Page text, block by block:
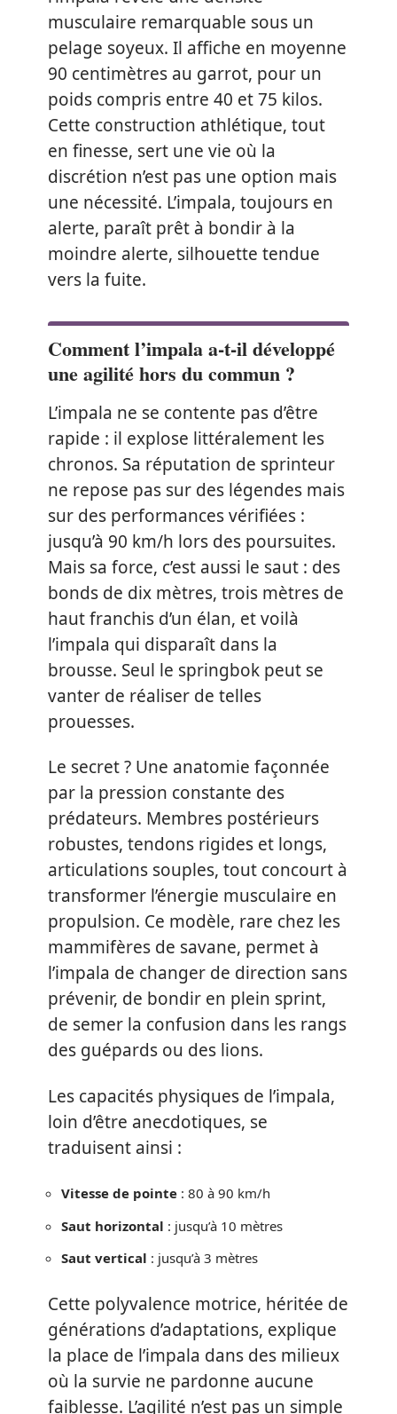
musculaire remarquable sous un
pelage soyeux. Il affiche en moyenne
90 centimètres au garrot, pour un
poids compris entre 40 et 75 kilos.
Cette construction athlétique, tout
en finesse, sert une vie où la
discrétion n’est pas une option mais
une nécessité. L’impala, toujours en
alerte, paraît prêt à bondir à la
moindre alerte, silhouette tendue
vers la fuite.
Comment l’impala a-t-il développé
une agilité hors du commun ?
L’impala ne se contente pas d’être
rapide : il explose littéralement les
chronos. Sa réputation de sprinteur
ne repose pas sur des légendes mais
sur des performances vérifiées :
jusqu’à 90 km/h lors des poursuites.
Mais sa force, c’est aussi le saut : des
bonds de dix mètres, trois mètres de
haut franchis d’un élan, et voilà
l’impala qui disparaît dans la
brousse. Seul le springbok peut se
vanter de réaliser de telles
prouesses.
Le secret ? Une anatomie façonnée
par la pression constante des
prédateurs. Membres postérieurs
robustes, tendons rigides et longs,
articulations souples, tout concourt à
transformer l’énergie musculaire en
propulsion. Ce modèle, rare chez les
mammifères de savane, permet à
l’impala de changer de direction sans
prévenir, de bondir en plein sprint,
de semer la confusion dans les rangs
des guépards ou des lions.
Les capacités physiques de l’impala,
loin d’être anecdotiques, se
traduisent ainsi :
Vitesse de pointe : 80 à 90 km/h
Saut horizontal : jusqu’à 10 mètres
Saut vertical : jusqu’à 3 mètres
Cette polyvalence motrice, héritée de
générations d’adaptations, explique
la place de l’impala dans des milieux
où la survie ne pardonne aucune
faiblesse. L’agilité n’est pas un simple